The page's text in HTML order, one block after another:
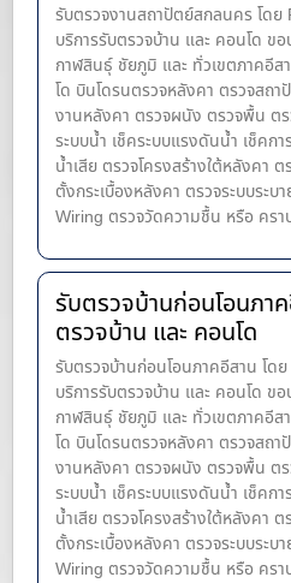
รับตรวจงานสถาปัตย์สกลนคร โดย
บริการรับตรวจบ้าน และ คอนโด ข
กาฬสินธุ์ ชัยภูมิ และ ทั่วเขตภาคอี
โด บินโดรนตรวจหลังคา ตรวจสถา
งานหลังคา ตรวจผนัง ตรวจพื้น ต
ระบบน้ำ เช็คระบบแรงดันน้ำ เช็คก
น้ำ​เสีย ตรวจโครงสร้างใต้หลังคา
ตั้งกระเบื้องหลังคา ตรวจระบบระบ
Wiring ตรวจวัดความชื้น หรือ ครา
รับตรวจบ้านก่อนโอนภา
ตรวจบ้าน และ คอนโด
รับตรวจบ้านก่อนโอนภาคอีสาน โด
บริการรับตรวจบ้าน และ คอนโด ข
กาฬสินธุ์ ชัยภูมิ และ ทั่วเขตภาคอี
โด บินโดรนตรวจหลังคา ตรวจสถา
งานหลังคา ตรวจผนัง ตรวจพื้น ต
ระบบน้ำ เช็คระบบแรงดันน้ำ เช็คก
น้ำ​เสีย ตรวจโครงสร้างใต้หลังคา
ตั้งกระเบื้องหลังคา ตรวจระบบระบ
Wiring ตรวจวัดความชื้น หรือ ครา